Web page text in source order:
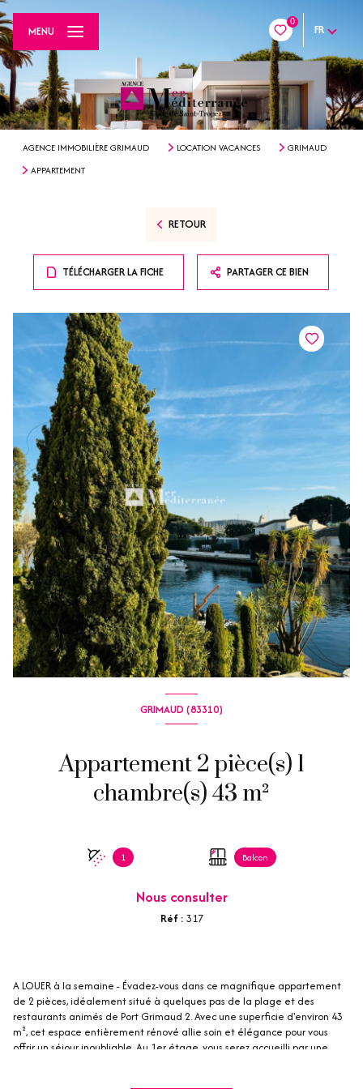
0
FR
MENU
AGENCE IMMOBILIÈRE GRIMAUD LOCATION VACANCES
GRIMAUD
APPARTEMENT
RETOUR
TÉLÉCHARGER LA FICHE PARTAGER CE BIEN
GRIMAUD (83310)
Appartement 2 pièce(s) 1
chambre(s) 43 m²
1 Balcon
Nous consulter
Réf : 317
A LOUER à la semaine - Évadez-vous dans ce magnifique appartement
de 2 pièces, idéalement situé à quelques pas de la plage et des
restaurants animés de Port Grimaud 2. Avec une superficie d'environ 43
m², cet espace entièrement rénové allie soin et élégance pour vous
offrir un séjour inoubliable. Au 1er étage, vous serez accueilli par une